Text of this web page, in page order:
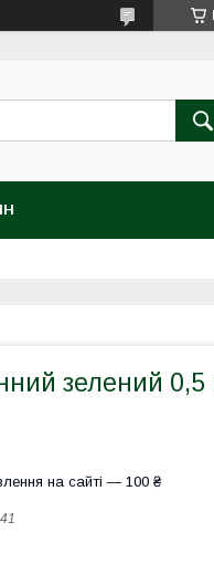
зелений 0,5
на сайті — 100 ₴